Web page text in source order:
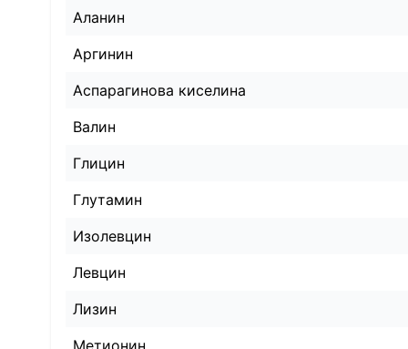
Аланин
Аргинин
Аспарагинова киселина
Валин
Глицин
Глутамин
Изолевцин
Левцин
Лизин
Метионин